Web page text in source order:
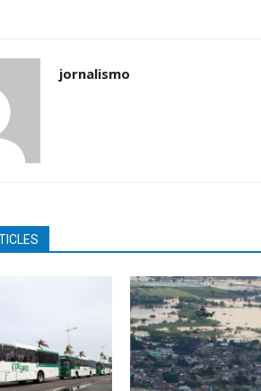
jornalismo